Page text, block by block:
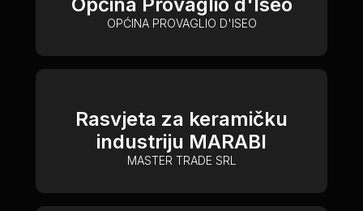
OPĆINA PROVAGLIO D'ISEO
Rasvjeta za keramičku
industriju MARABI
MASTER TRADE SRL